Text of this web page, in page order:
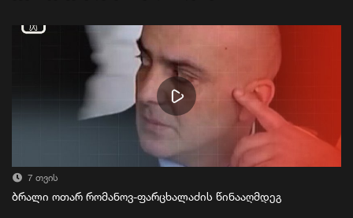
7 თვის
ბრალი ოთარ რომანოვ-ფარცხალაძის წინააღმდეგ